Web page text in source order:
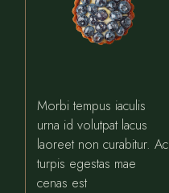
Morbi tempus iaculis
urna id volutpat lacus
laoreet non curabitur. Ac
turpis egestas mae
cenas est